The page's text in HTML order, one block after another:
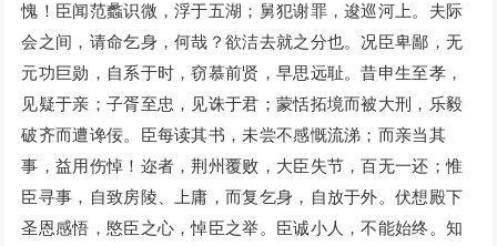
愧！臣闻范蠡识微，浮于五湖；舅犯谢罪，逡巡河上。夫际
会之间，请命乞身，何哉？欲洁去就之分也。况臣卑鄙，无
元功巨勋，自系于时，窃慕前贤，早思远耻。昔申生至孝，
见疑于亲；子胥至忠，见诛于君；蒙恬拓境而被大刑，乐毅
破齐而遭谗佞。臣每读其书，未尝不感慨流涕；而亲当其
事，益用伤悼！迩者，荆州覆败，大臣失节，百无一还；惟
臣寻事，自致房陵、上庸，而复乞身，自放于外。伏想殿下
圣恩感悟，愍臣之心，悼臣之举。臣诚小人，不能始终。知